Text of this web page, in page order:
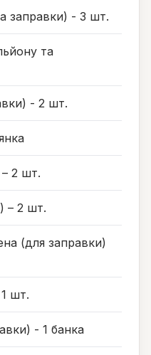
заправки) - 3 шт.
та
- 2 шт.
2 шт.
– 2 шт.
(для заправки)
шт.
- 1 банка